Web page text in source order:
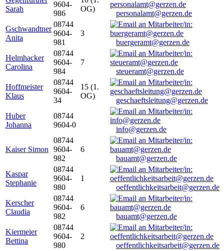
Sarah
9604-
986
OG)
personalamt@gerzen.de
Gschwandtner
Anita
08744
9604-
981
3
buergeramt@gerzen.de
Helmhacker
Carolina
08744
9604-
984
7
steueramt@gerzen.de
Hoffmeister
Klaus
08744
9604-
34
15 (1.
OG)
geschaeftsleitung@gerzen.de
Huber
Johanna
08744
9604-0
info@gerzen.de
Kaiser Simon
08744
9604-
982
6
bauamt@gerzen.de
Kaspar
Stephanie
08744
9604-
980
1
oeffentlichkeitsarbeit@gerzen.de
Kerscher
Claudia
08744
9604-
982
6
bauamt@gerzen.de
Kiermeier
Bettina
08744
9604-
980
2
oeffentlichkeitsarbeit@gerzen.de